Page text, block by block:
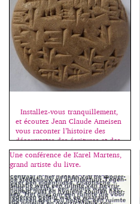
Installez-vous tranquillement,
et écoutez Jean Claude Ameisen
vous raconter l’histoire des
découvertes des écritures et des
langues antiques, de la Perse à
la Crète :
http://www.franceinter.fr/emissi
on-sur-les-epaules-de-darwin,
émission de ce jour, samedi 6
juin. Sources images : Wikipedia.
Une conférence de Karel Martens,
grand artiste du livre.